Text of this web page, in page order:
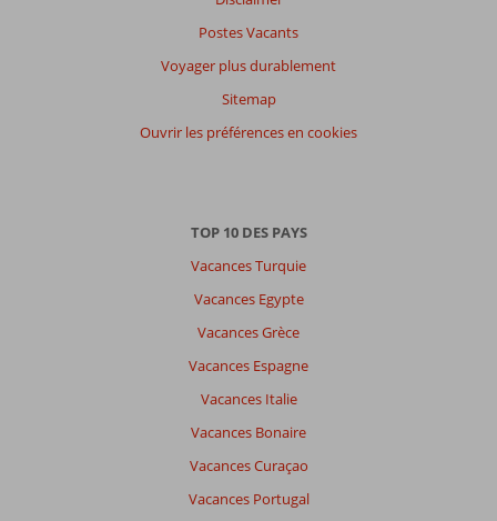
Postes Vacants
Voyager plus durablement
Sitemap
Ouvrir les préférences en cookies
TOP 10 DES PAYS
Vacances Turquie
Vacances Egypte
Vacances Grèce
Vacances Espagne
Vacances Italie
Vacances Bonaire
Vacances Curaçao
Vacances Portugal